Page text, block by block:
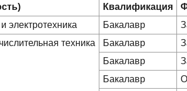
Квалификация
электротехника
Бакалавр
техника
Бакалавр
Бакалавр
Бакалавр